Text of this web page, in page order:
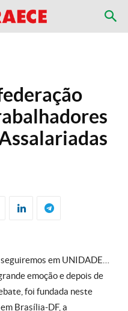
em UNIDADE…
emoção e depois de
foi fundada neste
Brasília-DF, a